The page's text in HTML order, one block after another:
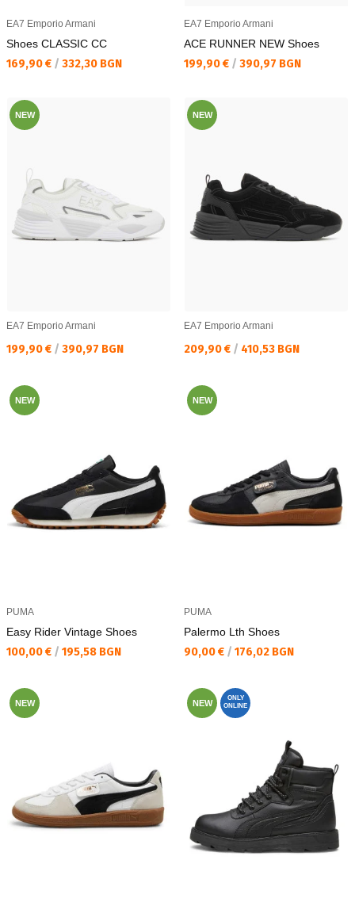
EA7 Emporio Armani
Shoes CLASSIC CC
Текуща цена:
169,90 € / 332,30 BGN
EA7 Emporio Armani
ACE RUNNER NEW Shoes
Текуща цена:
199,90 € / 390,97 BGN
NEW
EA7 Emporio Armani
Текуща цена:
199,90 € / 390,97 BGN
NEW
EA7 Emporio Armani
Текуща цена:
209,90 € / 410,53 BGN
NEW
PUMA
Easy Rider Vintage Shoes
Текуща цена:
100,00 € / 195,58 BGN
NEW
PUMA
Palermo Lth Shoes
Текуща цена:
90,00 € / 176,02 BGN
NEW NEW
ONLY
ONLINE